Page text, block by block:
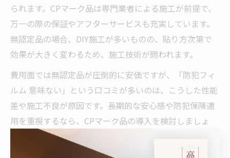
られます。CPマーク品は専門業者による施工が前提で、
万一の際の保証やアフターサービスも充実しています。
無認定品の場合、DIY施工が多いものの、貼り方次第で
効果が大きく変わるため、施工技術が問われます。
費用面では無認定品が圧倒的に安価ですが、「防犯フィ
ルム 意味ない」という口コミが多いのは、こうした性能
差や施工不良が原因です。長期的な安心感や防犯保険適
用を重視するなら、CPマーク品の導入を検討しましょ